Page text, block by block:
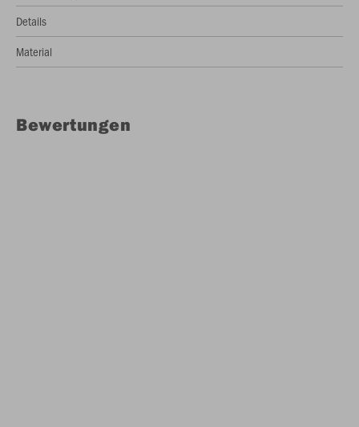
Details
Material
Bewertungen